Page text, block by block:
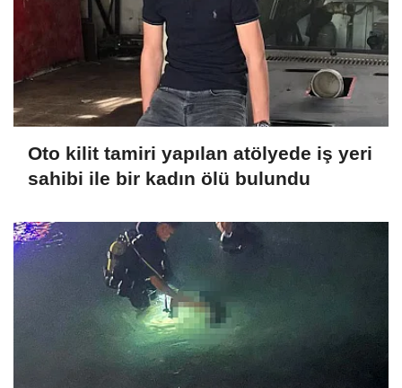
Oto kilit tamiri yapılan atölyede iş yeri
sahibi ile bir kadın ölü bulundu